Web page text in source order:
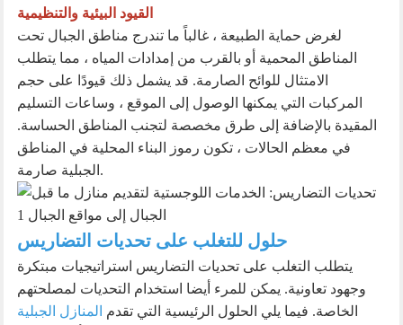
القيود البيئية والتنظيمية
لغرض حماية الطبيعة ، غالباً ما تندرج مناطق الجبال تحت
المناطق المحمية أو بالقرب من إمدادات المياه ، مما يتطلب
الامتثال للوائح الصارمة. قد يشمل ذلك قيودًا على حجم
المركبات التي يمكنها الوصول إلى الموقع ، وساعات التسليم
المقيدة بالإضافة إلى طرق مخصصة لتجنب المناطق الحساسة.
في معظم الحالات ، تكون رموز البناء المحلية في المناطق
الجبلية صارمة.
حلول للتغلب على تحديات التضاريس
يتطلب التغلب على تحديات التضاريس استراتيجيات مبتكرة
وجهود تعاونية. يمكن للمرء أيضا استخدام التحديات لمصلحتهم
الخاصة. فيما يلي الحلول الرئيسية التي تقدم المنازل الجبلية